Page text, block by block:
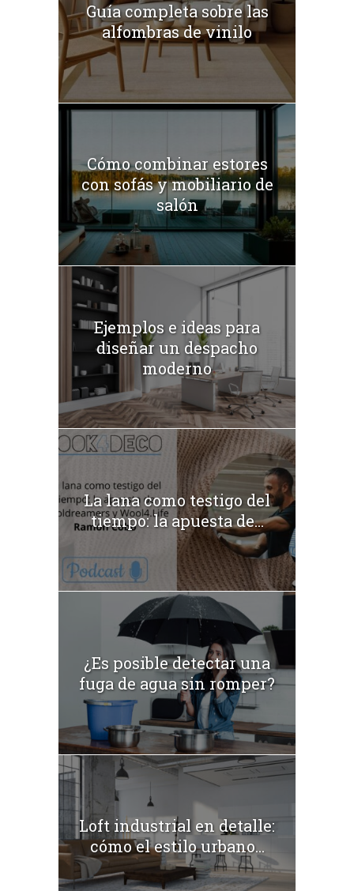
Guía completa sobre las
alfombras de vinilo
Cómo combinar estores
con sofás y mobiliario de
salón
Ejemplos e ideas para
diseñar un despacho
moderno
La lana como testigo del
tiempo: la apuesta de...
¿Es posible detectar una
fuga de agua sin romper?
Loft industrial en detalle:
cómo el estilo urbano...